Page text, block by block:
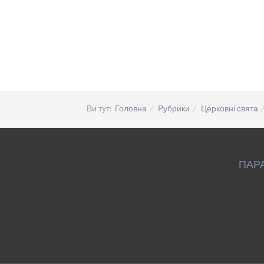
Ви тут: Головна Рубрики Церковні свята